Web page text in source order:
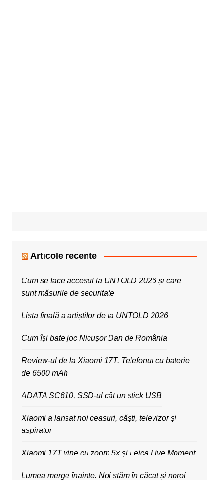
Articole recente
Cum se face accesul la UNTOLD 2026 și care
sunt măsurile de securitate
Lista finală a artiștilor de la UNTOLD 2026
Cum își bate joc Nicușor Dan de România
Review-ul de la Xiaomi 17T. Telefonul cu baterie
de 6500 mAh
ADATA SC610, SSD-ul cât un stick USB
Xiaomi a lansat noi ceasuri, căști, televizor și
aspirator
Xiaomi 17T vine cu zoom 5x și Leica Live Moment
Lumea merge înainte. Noi stăm în căcat și noroi